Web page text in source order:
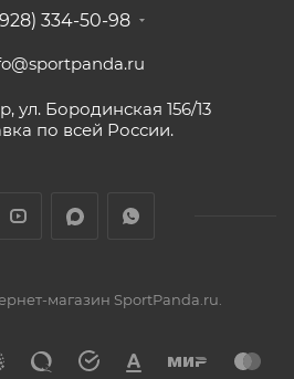
334-50-98
ул. Бородинская 156/13
по всей России.
магазин SportPanda.ru.